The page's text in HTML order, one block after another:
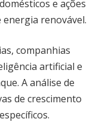
e ações
energia renovável.
companhias
artificial e
A análise de
de crescimento